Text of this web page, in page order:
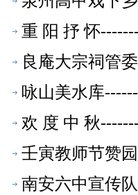
重 阳 抒 怀
良庵大宗祠管
【校友文萃】
咏山美水库
欢 度 中 秋
壬寅教师节赞
南安六中宣传